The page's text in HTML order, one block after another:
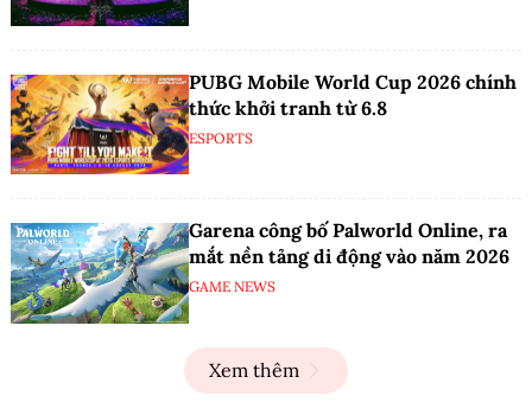
PUBG Mobile World Cup 2026 chính
thức khởi tranh từ 6.8
ESPORTS
Garena công bố Palworld Online, ra
mắt nền tảng di động vào năm 2026
GAME NEWS
Xem thêm